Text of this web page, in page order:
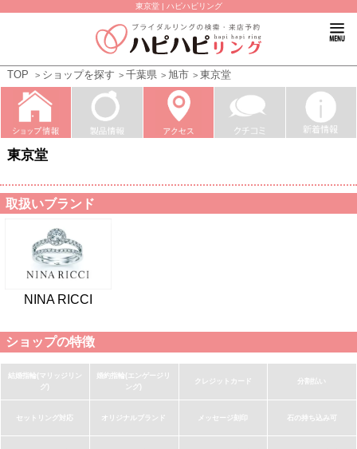
東京堂 | ハピハピリング
TOP ショップを探す 千葉県 旭市 東京堂
東京堂
取扱いブランド
NINA RICCI
ショップの特徴
結婚指輪(マリッジリン
グ)
婚約指輪(エンゲージリ
ング)
クレジットカード 分割払い
セットリング対応 オリジナルブランド メッセージ刻印 石の持ち込み可